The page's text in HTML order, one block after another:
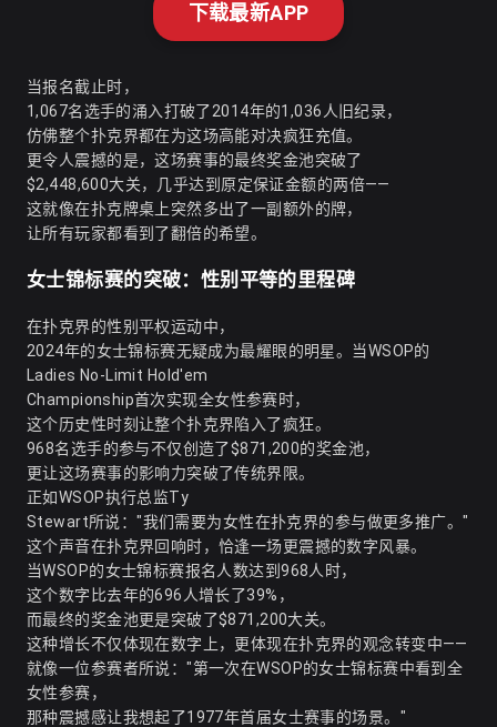
下载最新APP
当报名截止时，
1,067名选手的涌入打破了2014年的1,036人旧纪录，
仿佛整个扑克界都在为这场高能对决疯狂充值。
更令人震撼的是，这场赛事的最终奖金池突破了
$2,448,600大关，几乎达到原定保证金额的两倍——
这就像在扑克牌桌上突然多出了一副额外的牌，
让所有玩家都看到了翻倍的希望。
女士锦标赛的突破：性别平等的里程碑
在扑克界的性别平权运动中，
2024年的女士锦标赛无疑成为最耀眼的明星。当WSOP的
Ladies No-Limit Hold'em
Championship首次实现全女性参赛时，
这个历史性时刻让整个扑克界陷入了疯狂。
968名选手的参与不仅创造了$871,200的奖金池，
更让这场赛事的影响力突破了传统界限。
正如WSOP执行总监Ty
Stewart所说："我们需要为女性在扑克界的参与做更多推广。"
这个声音在扑克界回响时，恰逢一场更震撼的数字风暴。
当WSOP的女士锦标赛报名人数达到968人时，
这个数字比去年的696人增长了39%，
而最终的奖金池更是突破了$871,200大关。
这种增长不仅体现在数字上，更体现在扑克界的观念转变中——
就像一位参赛者所说："第一次在WSOP的女士锦标赛中看到全
女性参赛，
那种震撼感让我想起了1977年首届女士赛事的场景。"